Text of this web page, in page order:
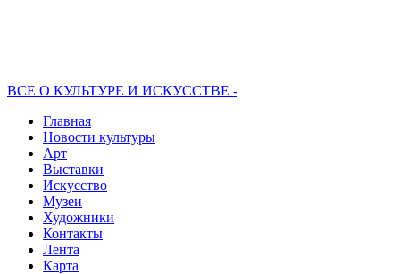
ВСЕ О КУЛЬТУРЕ И ИСКУССТВЕ -
Главная
Новости культуры
Арт
Выставки
Искусство
Музеи
Художники
Контакты
Лента
Карта